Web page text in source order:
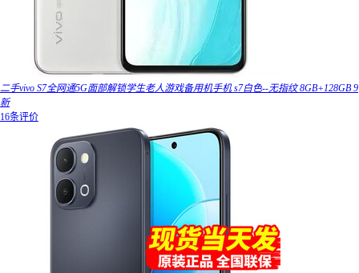
二手vivo S7全网通5G面部解锁学生老人游戏备用机手机 s7白色--无指纹 8GB+128GB 9
新
16条评价